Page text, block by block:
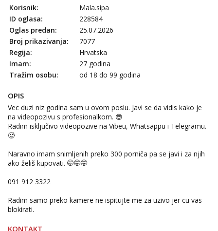
064/677-677
tel:0,93€ - mob:1,12€ min
Korisnik:
Mala.sipa
ID oglasa:
228584
Oglas predan:
25.07.2026
Broj prikazivanja:
7077
Regija:
Hrvatska
Imam:
27 godina
Tražim osobu:
od 18 do 99 godina
OPIS
Vec duzi niz godina sam u ovom poslu. Javi se da vidis kako je
na videopozivu s profesionalkom. 😎
Radim isključivo videopozive na Vibeu, Whatsappu i Telegramu.
🥵
Naravno imam snimljenih preko 300 porniča pa se javi i za njih
ako želiš kupovati. 🤭🤭🤭
091 912 3322
Radim samo preko kamere ne ispitujte me za uzivo jer cu vas
blokirati.
KONTAKT